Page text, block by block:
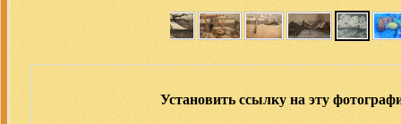
Установить ссылку на эту